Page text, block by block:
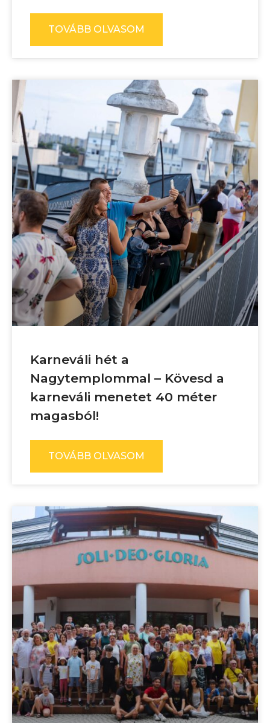
TOVÁBB OLVASOM
Karneváli hét a
Nagytemplommal – Kövesd a
karneváli menetet 40 méter
magasból!
TOVÁBB OLVASOM